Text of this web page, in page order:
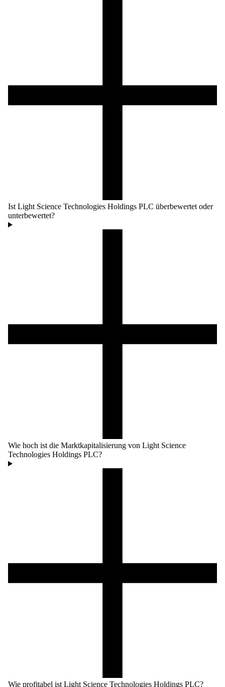
Ist Light Science Technologies Holdings PLC überbewertet oder
unterbewertet?
Wie hoch ist die Marktkapitalisierung von Light Science
Technologies Holdings PLC?
Wie profitabel ist Light Science Technologies Holdings PLC?